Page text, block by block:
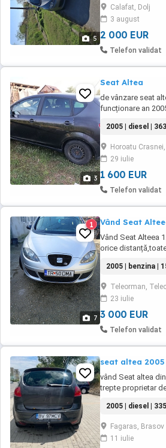
5
Calafat, Dolj
3 august
2 000 EUR
Telefon validat
3
Seat Altea
de vânzare seat
funcționare an
2005 | diesel |
Horoatu
29 iulie
1 600 EUR
Telefon validat
7
1 Vând Seat
Vând Seat Alteea
orice
,km sunt absolut
2005 | benzina |
Teleorman,
23 iulie
3 000 EUR
Telefon validat
seat altea
vând Seat altea
trepte proprietar
schimbate la zi
2005 | diesel |
Fagaras, Brasov
11 iulie